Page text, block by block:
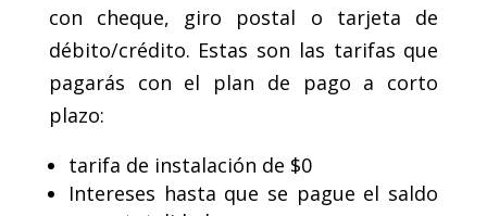
con cheque, giro postal o tarjeta de
débito/crédito. Estas son las tarifas que
pagarás con el plan de pago a corto
plazo:
tarifa de instalación de $0
Intereses hasta que se pague el saldo